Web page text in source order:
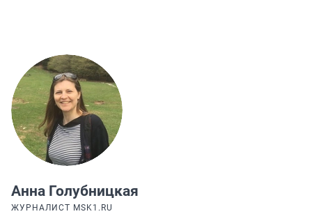
Анна Голубницкая
ЖУРНАЛИСТ MSK1.RU